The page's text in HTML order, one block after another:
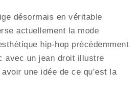
désormais en véritable
actuellement la mode
hip-hop précédemment
avec un jean droit illustre
une idée de ce qu’est la